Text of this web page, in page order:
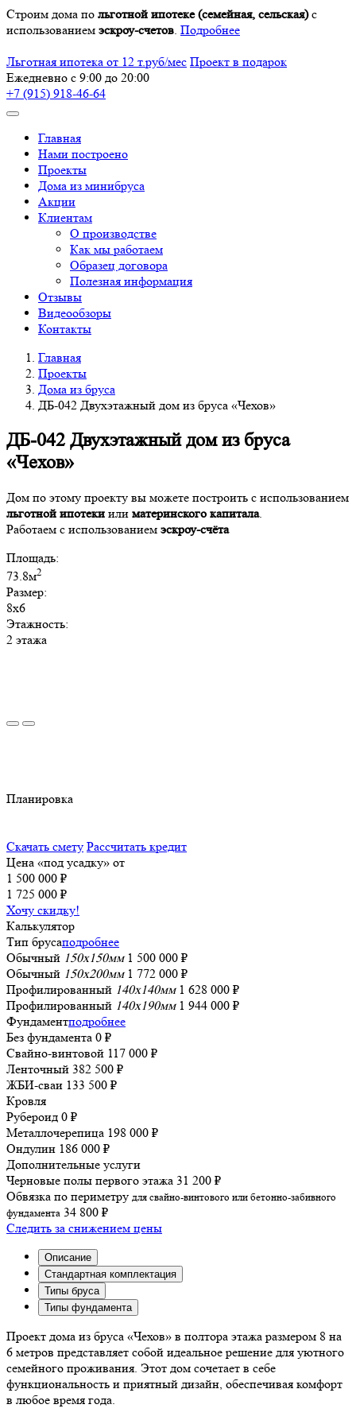
Строим дома по льготной ипотеке (семейная, сельская)с
использованием эскроу-счетов. Подробнее
Льготная ипотека от 12 т.руб/мес Проект в подарок
Ежедневно с 9:00 до 20:00
+7 (915) 918-46-64
Главная
Нами построено
Проекты
Дома из минибруса
Акции
Клиентам
О производстве
Как мы работаем
Образец договора
Полезная информация
Отзывы
Видеообзоры
Контакты
Главная
Проекты
Дома из бруса
ДБ-042 Двухэтажный дом из бруса «Чехов»
ДБ-042 Двухэтажный дом из бруса
«Чехов»
Дом по этому проекту вы можете построить с использованием
льготной ипотеки или материнского капитала.
Работаем с использованием эскроу-счёта
Площадь:
73.8м2
Размер:
8х6
Этажность:
2 этажа
Планировка
Скачать смету Рассчитать кредит
Цена «под усадку» от
1 500 000 ₽
1 725 000 ₽
Хочу скидку!
Калькулятор
Тип брусаподробнее
Обычный 150x150мм 1 500 000 ₽
Обычный 150x200мм 1 772 000 ₽
Профилированный 140x140мм 1 628 000 ₽
Профилированный 140x190мм 1 944 000 ₽
Фундаментподробнее
Без фундамента 0 ₽
Свайно-винтовой 117 000 ₽
Ленточный 382 500 ₽
ЖБИ-сваи 133 500 ₽
Кровля
Рубероид 0 ₽
Металлочерепица 198 000 ₽
Ондулин 186 000 ₽
Дополнительные услуги
Черновые полы первого этажа 31 200 ₽
Обвязка по периметру для свайно-винтового или бетонно-забивного
фундамента 34 800 ₽
Следить за снижением цены
Описание
Cтандартная комплектация
Типы бруса
Типы фундамента
Проект дома из бруса «Чехов» в полтора этажа размером 8 на
6 метров представляет собой идеальное решение для уютного
семейного проживания. Этот дом сочетает в себе
функциональность и приятный дизайн, обеспечивая комфорт
в любое время года.